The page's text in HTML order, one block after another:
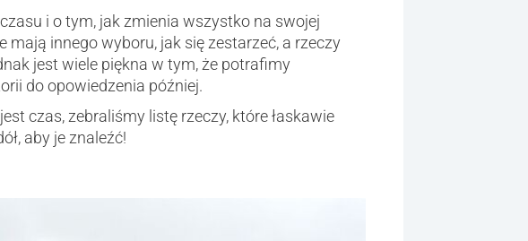
i o tym, jak zmienia wszystko na swojej
mają innego wyboru, jak się zestarzeć, a rzeczy
jest wiele piękna w tym, że potrafimy
do opowiedzenia później.
czas, zebraliśmy listę rzeczy, które łaskawie
aby je znaleźć!